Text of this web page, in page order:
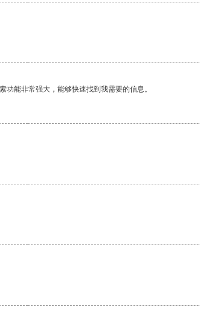
能非常强大，能够快速找到我需要的信息。